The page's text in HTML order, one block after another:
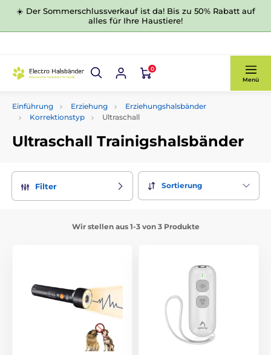
☀️ Der Sommerschlussverkauf ist da! Bis zu 50% Rabatt auf
alles für Ihre Haustiere!
0
Menü
Einführung Erziehung
Erziehungshalsbänder
Korrektionstyp
Ultraschall
Ultraschall Trainigshalsbänder
Filter Sortierung
Wir stellen aus 1-3 von 3 Produkte